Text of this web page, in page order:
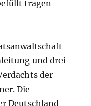
tragen
und drei
der
Die
Deutschland